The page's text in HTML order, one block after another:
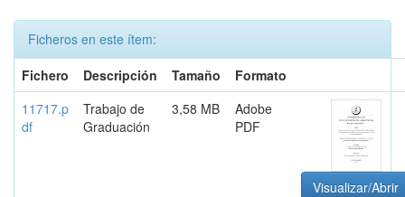
Ficheros en este ítem:
Fichero
Descripción Tamaño
Formato
11717.p
df
Trabajo de
Graduación
3,58 MB
Adobe
PDF
Visualizar/Abrir